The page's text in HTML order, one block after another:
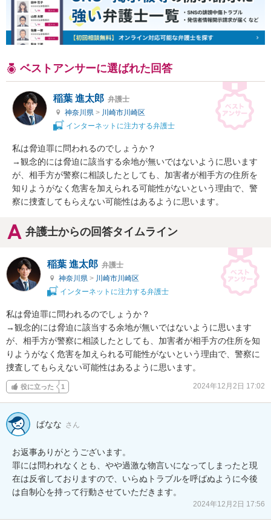
ベストアンサーに選ばれた回答
稲葉 進太郎 弁護士
神奈川県 > 川崎市川崎区
インターネットに注力する弁護士
私は脅迫罪に問われるのでしょうか？
→観念的には脅迫に該当する余地が無いではないように思います
が、相手方が警察に相談したとしても、加害者が相手方の住所を
知りようがなく危害を加えられる可能性がないという理由で、警
察に捜査してもらえない可能性はあるように思います。
弁護士からの回答タイムライン
稲葉 進太郎 弁護士
神奈川県 > 川崎市川崎区
インターネットに注力する弁護士
私は脅迫罪に問われるのでしょうか？
→観念的には脅迫に該当する余地が無いではないように思います
が、相手方が警察に相談したとしても、加害者が相手方の住所を知
りようがなく危害を加えられる可能性がないという理由で、警察に
捜査してもらえない可能性はあるように思います。
役に立った 1 2024年12月2日 17:02
ばなな さん
お返事ありがとうございます。
罪には問われなくとも、やや過激な物言いになってしまったと現
在は反省しておりますので、いらぬトラブルを呼ばぬように今後
は自制心を持って行動させていただきます。
2024年12月2日 17:56